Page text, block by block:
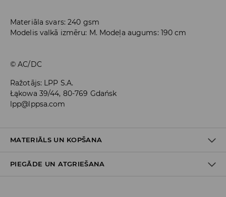
Materiāla svars: 240 gsm
Modelis valkā izmēru: M. Modeļa augums: 190 cm
© AC/DC
Ražotājs: LPP S.A.
Łąkowa 39/44, 80-769 Gdańsk
lpp@lppsa.com
MATERIĀLS UN KOPŠANA
100% KOKVILNA
PIEGĀDE UN ATGRIEŠANA